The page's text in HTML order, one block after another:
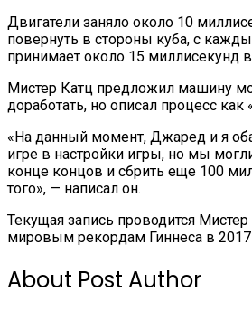
Двигатели заняло около 10
повернуть в стороны куба, с
принимает около 15 миллисекунд
Мистер Катц предложил машину
доработать, но описал процесс
«На данный момент, Джаред и я
игре в настройки игры, но мы
конце концов и сбрить еще 100
того», — написал он.
Текущая запись проводится
мировым рекордам Гиннеса в 2017
About Post Author